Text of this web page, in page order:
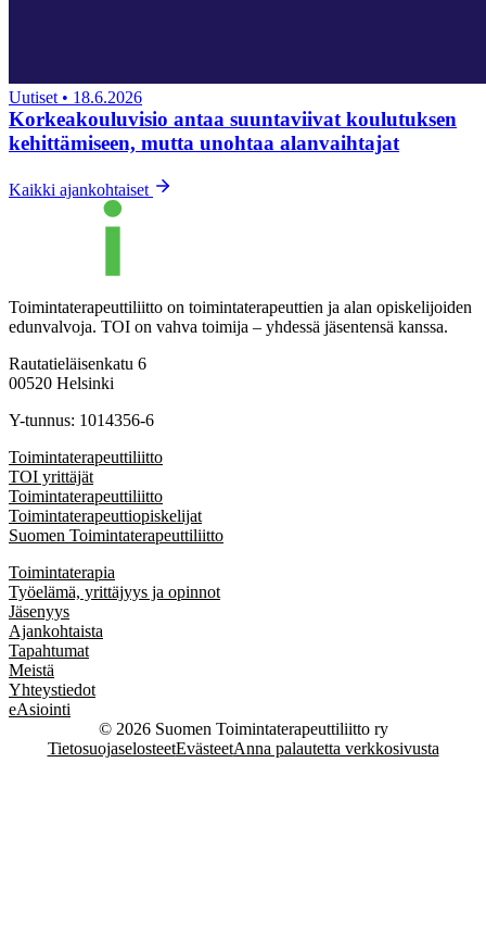
Uutiset • 18.6.2026
Korkeakouluvisio antaa suuntaviivat koulutuksen
kehittämiseen, mutta unohtaa alanvaihtajat
Kaikki ajankohtaiset
Toimintaterapeuttiliitto on toimintaterapeuttien ja alan opiskelijoiden
edunvalvoja. TOI on vahva toimija – yhdessä jäsentensä kanssa.
Rautatieläisenkatu 6
00520 Helsinki
Y-tunnus: 1014356-6
Toimintaterapeuttiliitto
TOI yrittäjät
Toimintaterapeuttiliitto
Toimintaterapeuttiopiskelijat
Suomen Toimintaterapeuttiliitto
Toimintaterapia
Työelämä, yrittäjyys ja opinnot
Jäsenyys
Ajankohtaista
Tapahtumat
Meistä
Yhteystiedot
eAsiointi
© 2026 Suomen Toimintaterapeuttiliitto ry
TietosuojaselosteetEvästeetAnna palautetta verkkosivusta